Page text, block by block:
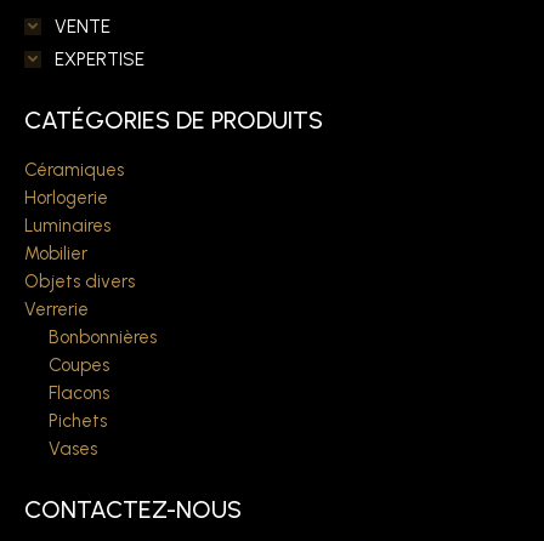
VENTE
EXPERTISE
CATÉGORIES DE PRODUITS
Céramiques
Horlogerie
Luminaires
Mobilier
Objets divers
Verrerie
Bonbonnières
Coupes
Flacons
Pichets
Vases
CONTACTEZ-NOUS